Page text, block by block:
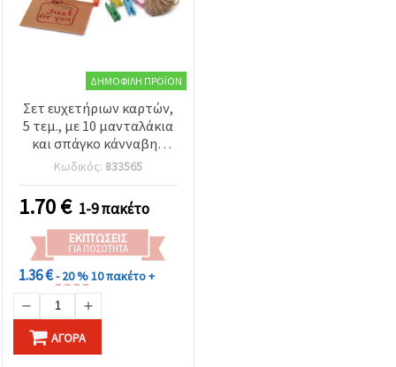
ΔΗΜΟΦΙΛΉ ΠΡΟΪΌΝ
Σετ ευχετήριων καρτών,
5 τεμ., με 10 μανταλάκια
και σπάγκο κάνναβης
(ασορτί)
Κωδικός: 833565
1.70€ 1-9 πακέτο
ΕΚΠΤΏΣΕΙΣ
ΓΙΑ ΠΟΣΌΤΗΤΑ
1.36 €- 20 %10 πακέτο +
ΑΓΟΡΆ